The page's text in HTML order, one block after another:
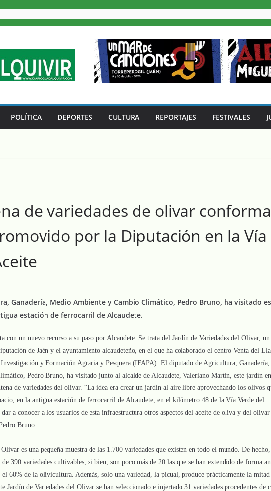
POLÍTICA DEPORTES CULTURA REPORTAJES FESTIVALES
de variedades de olivar
por la Diputación en la Vía
Ganadería, Medio Ambiente y Cambio Climático, Pedro Bruno, ha visitado
estación de ferrocarril de Alcaudete.
con un nuevo recurso a su paso por Alcaudete. Se trata del Jardín de Variedades del Olivar, un
de Jaén y el ayuntamiento alcaudeteño, en el que ha colaborado el centro Venta del
y Formación Agraria y Pesquera (IFAPA). El diputado de Agricultura, Ganadería,
Pedro Bruno, ha visitado junto al alcalde de Alcaudete, Valeriano Martín, este jardín
de variedades del olivar. “La idea era crear un jardín al aire libre aprovechando los olivos
en la antigua estación de ferrocarril de Alcaudete, en el kilómetro 48 de la Vía Verde del
a conocer a los usuarios de esta infraestructura otros aspectos del aceite de oliva y del olivar
Bruno.
es una pequeña muestra de las 1.700 variedades que existen en todo el mundo. De
de 390 variedades cultivables, si bien, son poco más de 20 las que se han extendido de forma
el 60% de la olivicultura. Además, solo una variedad, la picual, produce prácticamente la mitad
Jardín de Variedades del Olivar se han seleccionado e injertado 31 variedades procedentes de